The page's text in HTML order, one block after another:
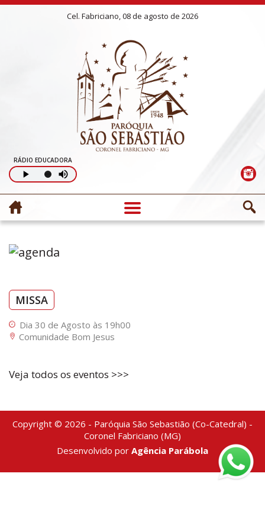
Cel. Fabriciano, 08 de agosto de 2026
RÁDIO EDUCADORA
MISSA
Dia 30 de Agosto às 19h00
Comunidade Bom Jesus
Veja todos os eventos >>>
Copyright © 2026 - Paróquia São Sebastião (Co-Catedral) -
Coronel Fabriciano (MG)
Desenvolvido por Agência Parábola